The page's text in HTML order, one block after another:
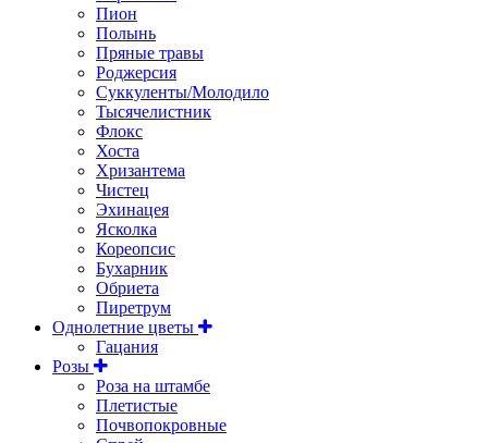
Пион
Полынь
Пряные травы
Роджерсия
Суккуленты/Молодило
Тысячелистник
Флокс
Хоста
Хризантема
Чистец
Эхинацея
Ясколка
Кореопсис
Бухарник
Обриета
Пиретрум
Однолетние цветы
Гацания
Розы
Роза на штамбе
Плетистые
Почвопокровные